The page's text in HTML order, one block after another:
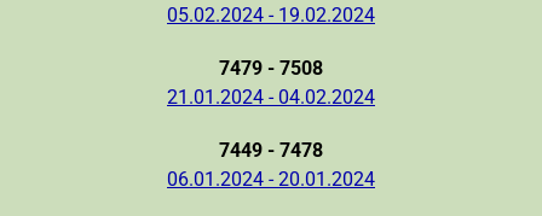
05.02.2024 - 19.02.2024
7479 - 7508
21.01.2024 - 04.02.2024
7449 - 7478
06.01.2024 - 20.01.2024